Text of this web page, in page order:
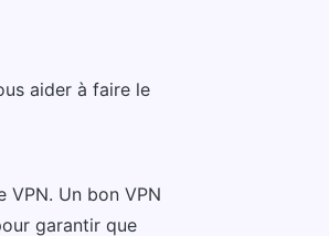
aider à faire le
VPN. Un bon VPN
garantir que